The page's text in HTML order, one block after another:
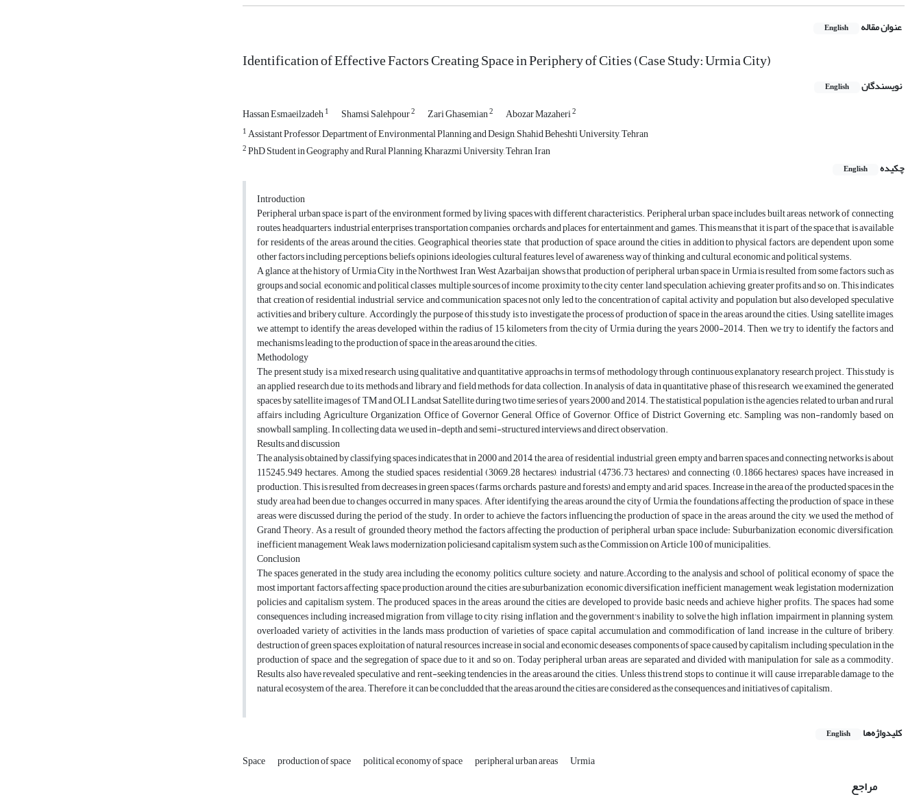
عنوان مقاله English
Identification of Effective Factors Creating Space in Periphery of Cities (Case Study: Urmia City)
نویسندگان English
Hassan Esmaeilzadeh1 Shamsi Salehpour2 Zari Ghasemian2 Abozar Mazaheri2
1Assistant Professor, Department of Environmental Planning and Design, Shahid Beheshti University, Tehran
2PhD Student in Geography and Rural Planning, Kharazmi University, Tehran, Iran
چکیده
English
Introduction
Peripheral urban space is part of the environment formed by living spaces with different characteristics. Peripheral urban space includes built areas, network of connecting
routes, headquarters, industrial enterprises, transportation companies, orchards, and places for entertainment and games. This means that it is part of the space that is available
for residents of the areas around the cities. Geographical theories state that production of space around the cities, in addition to physical factors, are dependent upon some
other factors including perceptions, beliefs, opinions, ideologies, cultural features, level of awareness, way of thinking, and cultural, economic and political systems.
A glance at the history of Urmia City in the Northwest Iran, West Azarbaijan, shows that production of peripheral urban space in Urmia is resulted from some factors such as
groups and social, economic and political classes, multiple sources of income, proximity to the city center, land speculation, achieving greater profits and so on. This indicates
that creation of residential, industrial, service, and communication spaces not only led to the concentration of capital, activity and population, but also developed speculative
activities and bribery culture. Accordingly, the purpose of this study is to investigate the process of production of space in the areas around the cities. Using satellite images,
we attempt to identify the areas developed within the radius of 15 kilometers from the city of Urmia during the years 2000-2014. Then, we try to identify the factors and
mechanisms leading to the production of space in the areas around the cities.
Methodology
The present study is a mixed research using qualitative and quantitative approachs in terms of methodology through continuous explanatory research project. This study is
an applied research due to its methods and library and field methods for data collection. In analysis of data in quantitative phase of this research, we examined the generated
spaces by satellite images of TM and OLI Landsat Satellite during two time series of years 2000 and 2014. The statistical population is the agencies related to urban and rural
affairs including Agriculture Organization, Office of Governor General, Office of Governor, Office of District Governing, etc. Sampling was non-randomly based on
snowball sampling. In collecting data, we used in-depth and semi-structured interviews and direct observation.
Results and discussion
The analysis obtained by classifying spaces indicates that in 2000 and 2014, the area of residential, industrial, green, empty and barren spaces and connecting networks is about
115245.949 hectares. Among the studied spaces, residential (3069.28 hectares), industrial (4736.73 hectares) and connecting (0.1866 hectares) spaces have increased in
production. This is resulted from decreases in green spaces (farms, orchards, pasture and forests) and empty and arid spaces. Increase in the area of the producted spaces in the
study area had been due to changes occurred in many spaces. After identifying the areas around the city of Urmia, the foundations affecting the production of space in these
areas were discussed during the period of the study. In order to achieve the factors influencing the production of space in the areas around the city, we used the method of
Grand Theory. As a result of grounded theory method, the factors affecting the production of peripheral urban space include: Suburbanization, economic diversification,
inefficient management, Weak laws, modernization policiesand capitalism system such as the Commission on Article 100 of municipalities.
Conclusion
The spaces generated in the study area including the economy, politics, culture, society, and nature.According to the analysis and school of political economy of space, the
most important factors affecting space production around the cities are suburbanization, economic diversification, inefficient management, weak legistation, modernization
policies and capitalism system. The produced spaces in the areas around the cities are developed to provide basic needs and achieve higher profits. The spaces had some
consequences including increased migration from village to city, rising inflation and the government's inability to solve the high inflation, impairment in planning system,
overloaded variety of activities in the lands, mass production of varieties of space, capital accumulation and commodification of land, increase in the culture of bribery,
destruction of green spaces, exploitation of natural resources, increase in social and economic deseases, components of space caused by capitalism, including speculation in the
production of space, and the segregation of space due to it and so on. Today peripheral urban areas are separated and divided with manipulation for sale as a commodity.
Results also have revealed speculative and rent-seeking tendencies in the areas around the cities. Unless this trend stops to continue, it will cause irreparable damage to the
natural ecosystem of the area. Therefore, it can be concludded that the areas around the cities are considered as the consequences and initiatives of capitalism.
کلیدواژه‌ها English
Space production of space political economy of space peripheral urban areas Urmia
مراجع